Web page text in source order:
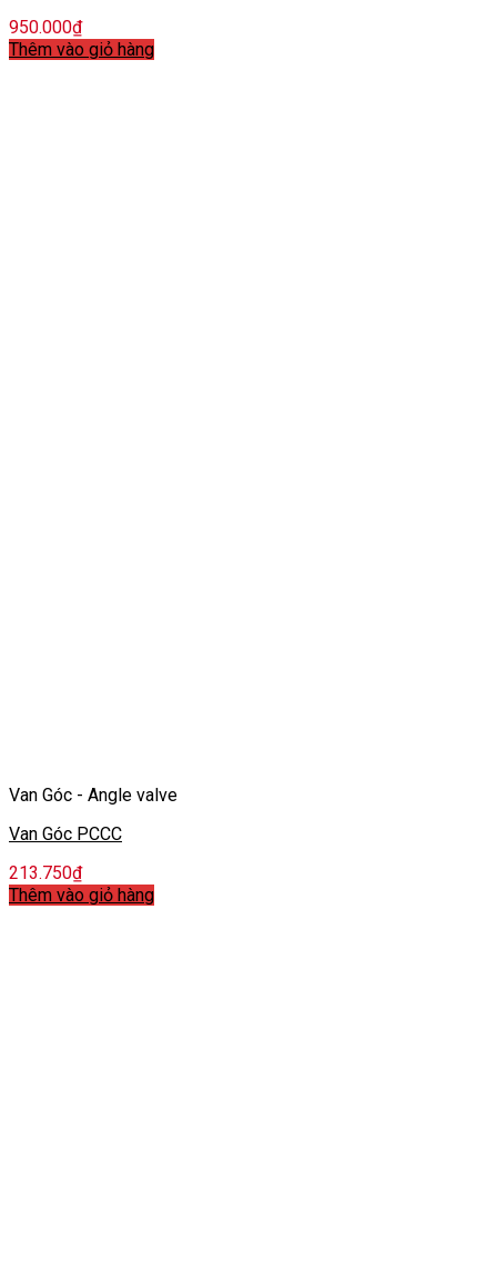
950.000₫
Thêm vào giỏ hàng
Van Góc - Angle valve
Van Góc PCCC
213.750₫
Thêm vào giỏ hàng